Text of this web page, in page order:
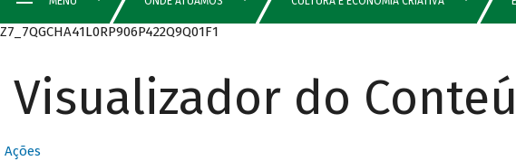
Z7_7QGCHA41L0RP906P422Q9Q01F1
Visualizador do
Ações